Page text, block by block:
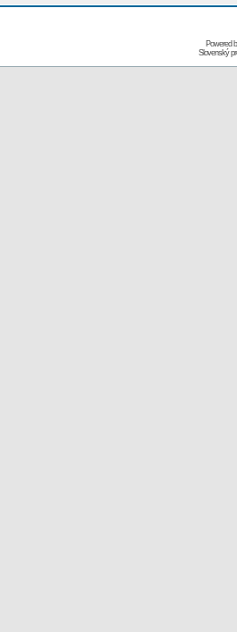
Powered
Slovenský